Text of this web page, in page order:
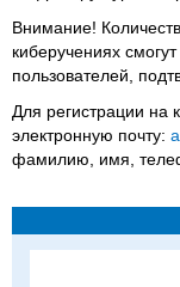
Внимание!
киберучениях
пользователей,
Для регистрации на
электронную почту:
фамилию, имя,